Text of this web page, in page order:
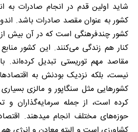
شاید اولین قدم در انجام صادرات به
کشور به عنوان مقصد صادرات باشد.
کنار هم زندگی می‌کنند. این کشور
مقاصد مهم توریستی تبدیل کرده‌اند.
نیست، بلکه نزدیک بودنش به
کشورهایی مثل سنگاپور و مالزی بسیاری
کرده است، از جمله سرمایه‌گذاران و
حوزههای مختلف انجام می‏دهند.